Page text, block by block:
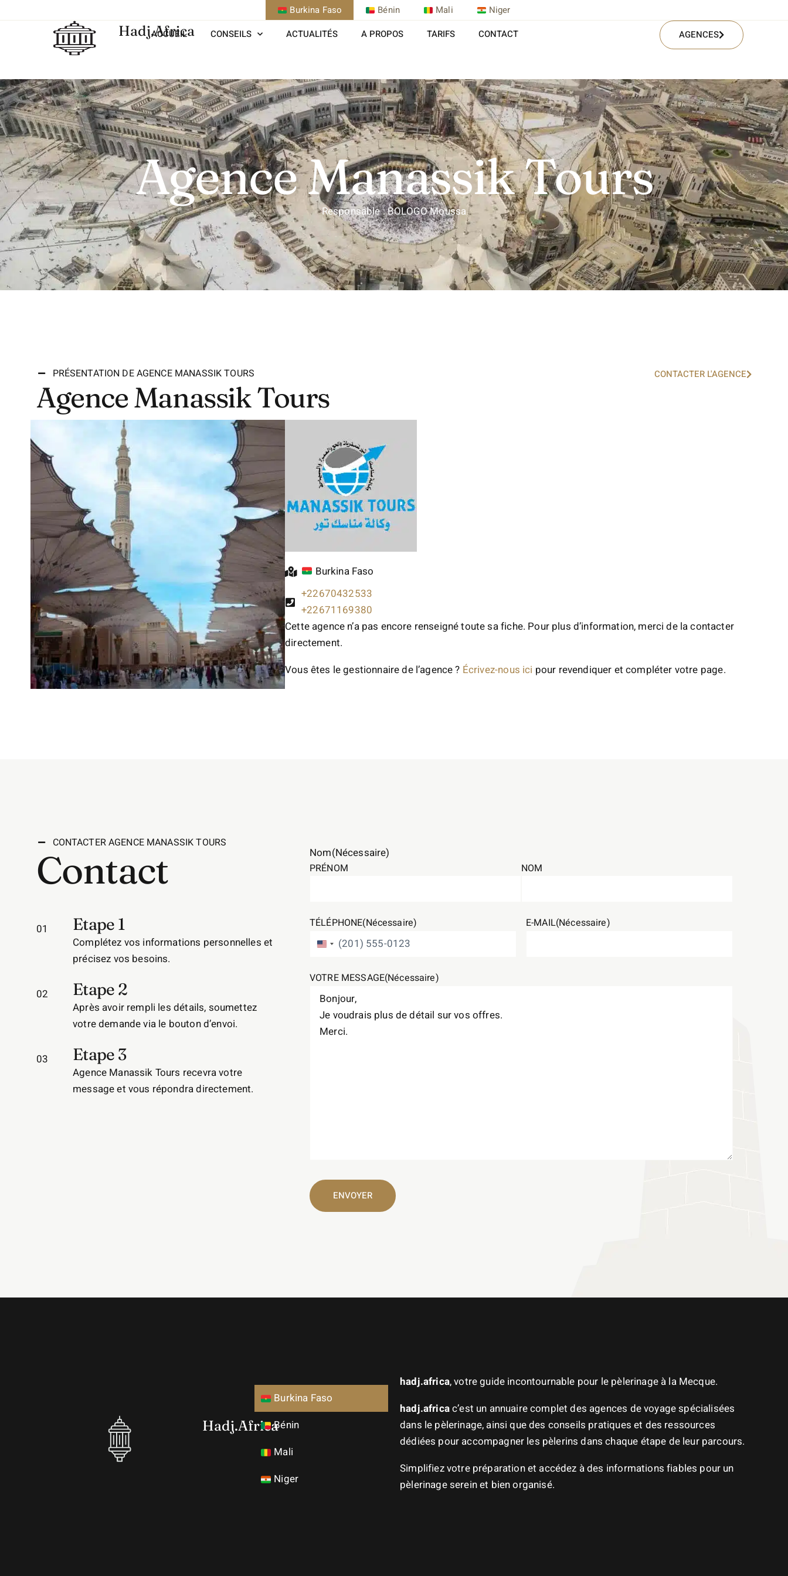
Burkina Faso Bénin Mali Niger
Hadj.Africa
ACCUEIL CONSEILS ACTUALITÉS A PROPOS TARIFS CONTACT AGENCES
Agence Manassik Tours
Responsable : BOLOGO Moussa
PRÉSENTATION DE AGENCE MANASSIK TOURS
Agence Manassik Tours
CONTACTER L'AGENCE
Burkina Faso
+22670432533
+22671169380
Cette agence n’a pas encore renseigné toute sa fiche. Pour plus d’information, merci de la contacter
directement.
Vous êtes le gestionnaire de l’agence ? Écrivez-nous ici pour revendiquer et compléter votre page.
CONTACTER AGENCE MANASSIK TOURS
Contact
01 Etape 1
Complétez vos informations personnelles et
précisez vos besoins.
02 Etape 2
Après avoir rempli les détails, soumettez
votre demande via le bouton d’envoi.
03 Etape 3
Agence Manassik Tours recevra votre
message et vous répondra directement.
Nom(Nécessaire)
PRÉNOM NOM
TÉLÉPHONE(Nécessaire)
ÉTATS-UNIS +1
E-MAIL(Nécessaire)
VOTRE MESSAGE(Nécessaire)
Hadj.Africa
Burkina Faso
Bénin
Mali
Niger
hadj.africa, votre guide incontournable pour le pèlerinage à la Mecque.
hadj.africac’est un annuaire complet des agences de voyage spécialisées
dans le pèlerinage, ainsi que des conseils pratiques et des ressources
dédiées pour accompagner les pèlerins dans chaque étape de leur parcours.
Simplifiez votre préparation et accédez à des informations fiables pour un
pèlerinage serein et bien organisé.